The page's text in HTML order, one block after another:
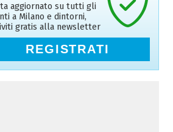
aggiornato su tutti gli
a Milano e dintorni,
gratis alla newsletter
REGISTRATI